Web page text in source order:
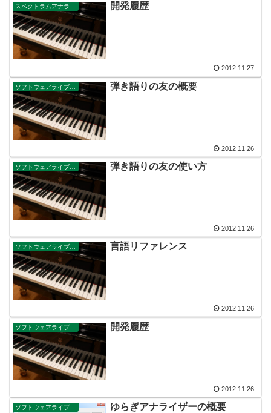
スペクトラムアナライザー 開発履歴
2012.11.27
弾き語りの友の概要
2012.11.26
弾き語りの友の使い方
2012.11.26
ソフトウェアライブラリ 言語リファレンス
2012.11.26
開発履歴
2012.11.26
ゆらぎアナライザーの概要